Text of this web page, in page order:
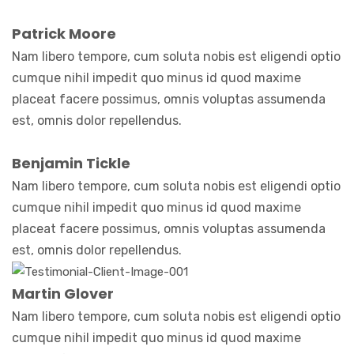
Patrick Moore
Nam libero tempore, cum soluta nobis est eligendi optio
cumque nihil impedit quo minus id quod maxime
placeat facere possimus, omnis voluptas assumenda
est, omnis dolor repellendus.
Benjamin Tickle
Nam libero tempore, cum soluta nobis est eligendi optio
cumque nihil impedit quo minus id quod maxime
placeat facere possimus, omnis voluptas assumenda
est, omnis dolor repellendus.
Martin Glover
Nam libero tempore, cum soluta nobis est eligendi optio
cumque nihil impedit quo minus id quod maxime